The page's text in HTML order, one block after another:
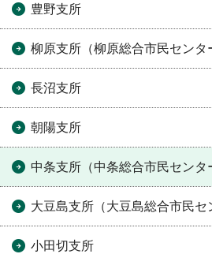
豊野支所
柳原支所（柳原総合市民センタ
長沼支所
朝陽支所
中条支所（中条総合市民センタ
大豆島支所（大豆島総合市民セ
小田切支所